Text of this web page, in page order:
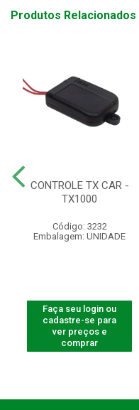
Produtos Relacionados
CONTROLE TX CAR -
TX1000
Código: 3232
Embalagem: UNIDADE
Faça seu login ou
cadastre-se para
ver preços e
comprar